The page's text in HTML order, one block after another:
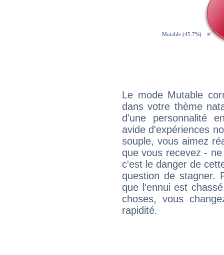
Le mode Mutable
dans votre thème
d'une personnalité
avide d'expériences
souple, vous aimez
que vous recevez -
c'est le danger de
question de stagner.
que l'ennui est
choses, vous
rapidité.